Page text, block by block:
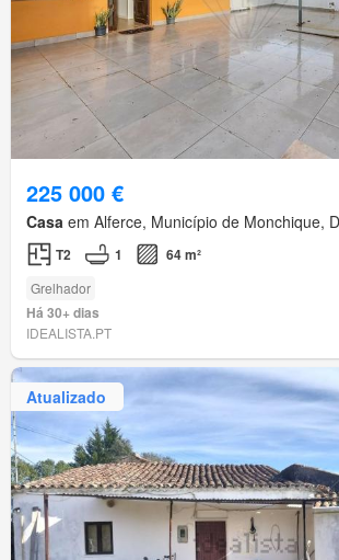
225 000 €
Casa em Alferce, Município de Monchique,
T2 1 64 m²
Grelhador
Há 30+ dias
IDEALISTA.PT
Atualizado